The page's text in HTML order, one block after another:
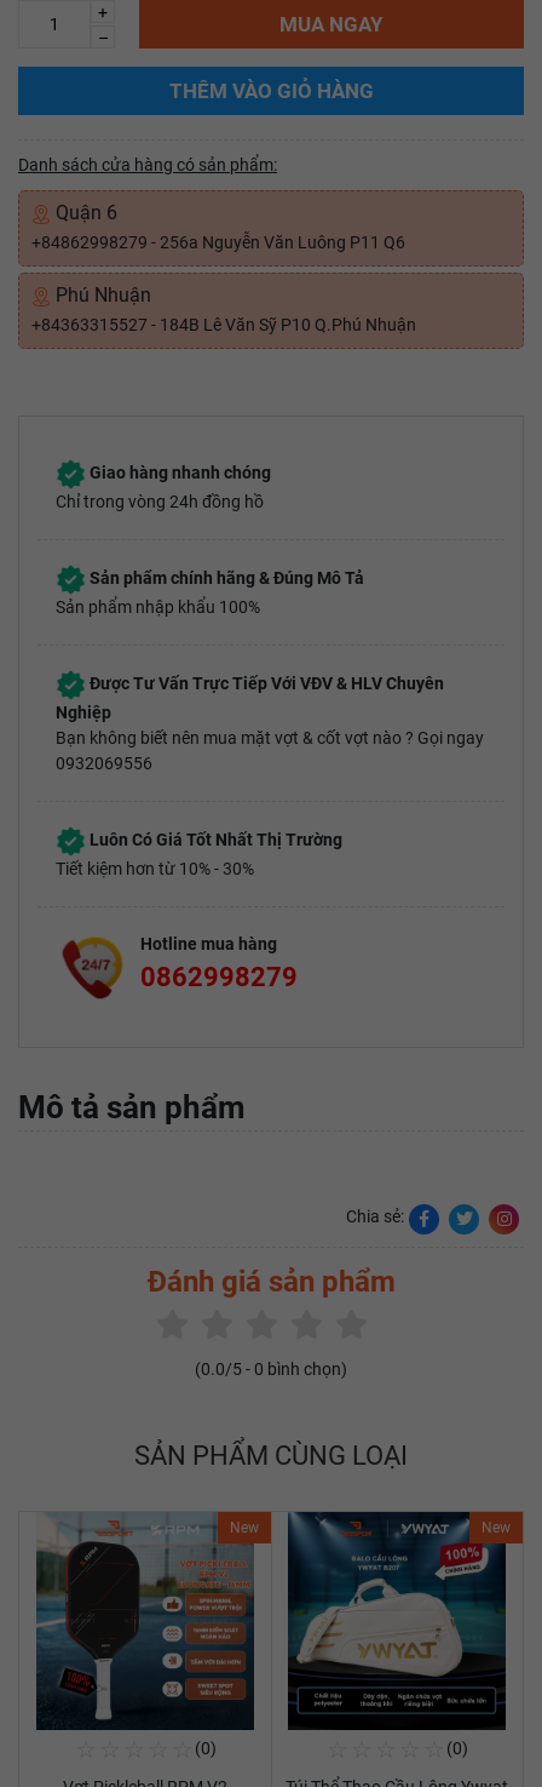
+
–
MUA NGAY
THÊM VÀO GIỎ HÀNG
Danh sách cửa hàng có sản phẩm:
Quận 6
+84862998279 - 256a Nguyễn Văn Luông P11 Q6
Phú Nhuận
+84363315527 - 184B Lê Văn Sỹ P10 Q.Phú Nhuận
Giao hàng nhanh chóng
Chỉ trong vòng 24h đồng hồ
Sản phẩm chính hãng & Đúng Mô Tả
Sản phẩm nhập khẩu 100%
Được Tư Vấn Trực Tiếp Với VĐV & HLV Chuyên
Nghiệp
Bạn không biết nên mua mặt vợt & cốt vợt nào ? Gọi ngay
0932069556
Luôn Có Giá Tốt Nhất Thị Trường
Tiết kiệm hơn từ 10% - 30%
Hotline mua hàng
0862998279
Mô tả sản phẩm
Chia sẻ:
Đánh giá sản phẩm
(0.0/5 - 0 bình chọn)
SẢN PHẨM CÙNG LOẠI
New
(0)
New
(0)